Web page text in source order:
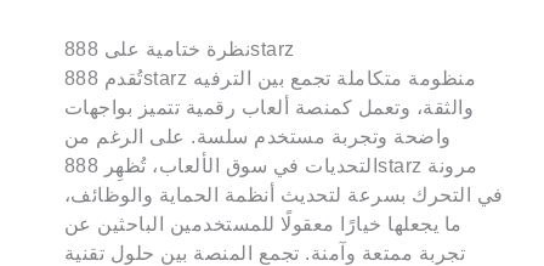
نظرة ختامية على 888starz
تُقدم 888starz منظومة متكاملة تجمع بين الترفيه
والثقة، وتعمل كمنصة ألعاب رقمية تتميز بواجهات
واضحة وتجربة مستخدم سلسة. على الرغم من
التحديات في سوق الألعاب، تُظهِر 888starz مرونة
في التحرك بسرعة لتحديث أنظمة الحماية والوظائف،
ما يجعلها خيارًا معقولًا للمستخدمين الباحثين عن
تجربة ممتعة وآمنة. تجمع المنصة بين حلول تقنية